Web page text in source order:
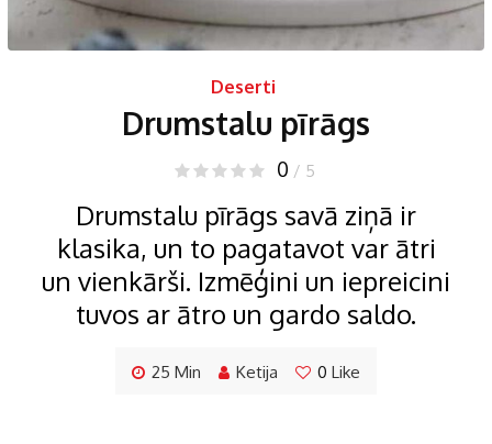
Deserti
Drumstalu pīrāgs
0 / 5
Drumstalu pīrāgs savā ziņā ir
klasika, un to pagatavot var ātri
un vienkārši. Izmēģini un iepreicini
tuvos ar ātro un gardo saldo.
25 Min Ketija 0 Like